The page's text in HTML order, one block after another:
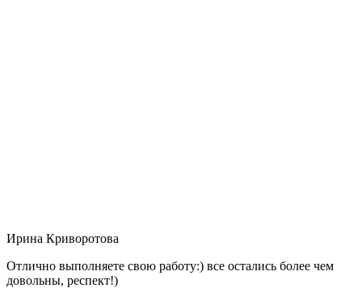
Ирина Криворотова
Отлично выполняете свою работу:) все остались более чем
довольны, респект!)